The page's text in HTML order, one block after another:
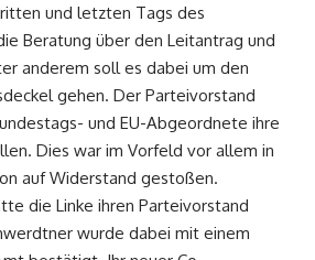
und letzten Tags des
Beratung über den Leitantrag und
anderem soll es dabei um den
gehen. Der Parteivorstand
und EU-Abgeordnete ihre
Dies war im Vorfeld vor allem in
auf Widerstand gestoßen.
die Linke ihren Parteivorstand
wurde dabei mit einem